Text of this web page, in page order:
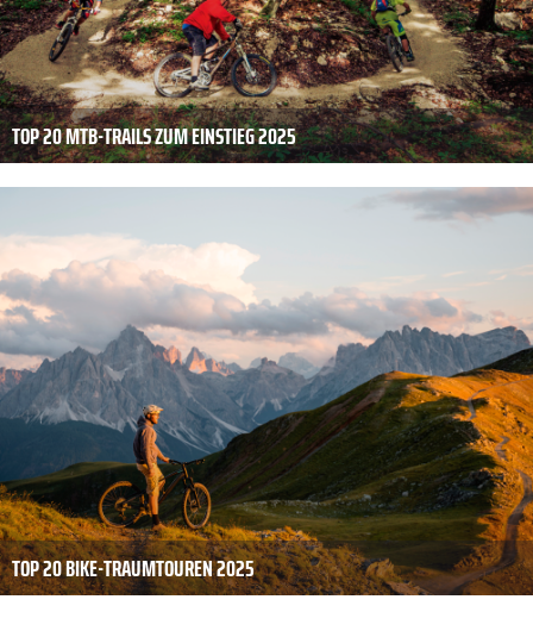
TOP 20 MTB-TRAILS ZUM EINSTIEG 2025
TOP 20 BIKE-TRAUMTOUREN 2025